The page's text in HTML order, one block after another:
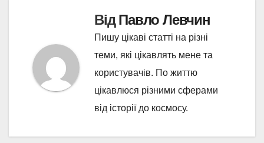
ВідПавло Левчин
Пишу цікаві статті на різні
теми, які цікавлять мене та
користувачів. По життю
цікавлюся різними сферами
від історії до космосу.